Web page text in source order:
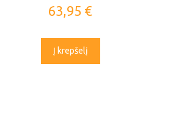
63,95 €
Į krepšelį